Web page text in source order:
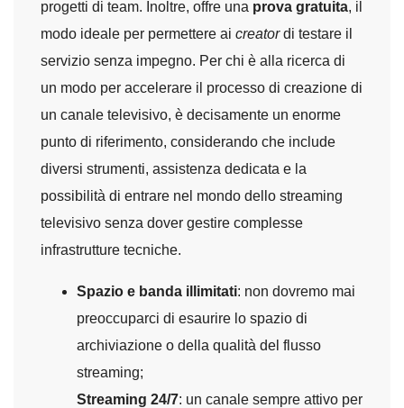
progetti di team. Inoltre, offre una prova gratuita, il
modo ideale per permettere ai creatordi testare il
servizio senza impegno. Per chi è alla ricerca di
un modo per accelerare il processo di creazione di
un canale televisivo, è decisamente un enorme
punto di riferimento, considerando che include
diversi strumenti, assistenza dedicata e la
possibilità di entrare nel mondo dello streaming
televisivo senza dover gestire complesse
infrastrutture tecniche.
Spazio e banda illimitati: non dovremo mai
preoccuparci di esaurire lo spazio di
archiviazione o della qualità del flusso
streaming;
Streaming 24/7: un canale sempre attivo per